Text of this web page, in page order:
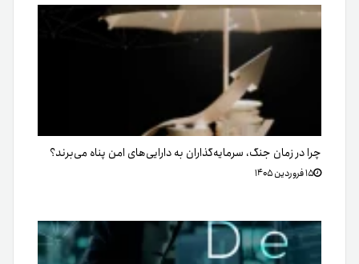
چرا در زمان جنگ، سرمایه‌گذاران به دارایی‌های امن پناه می‌برند؟
۱۵ فروردین ۱۴۰۵